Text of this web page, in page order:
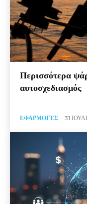
Περισσότερα
αυτοσχεδιασμός
ΕΦΑΡΜΟΓΈΣ 31